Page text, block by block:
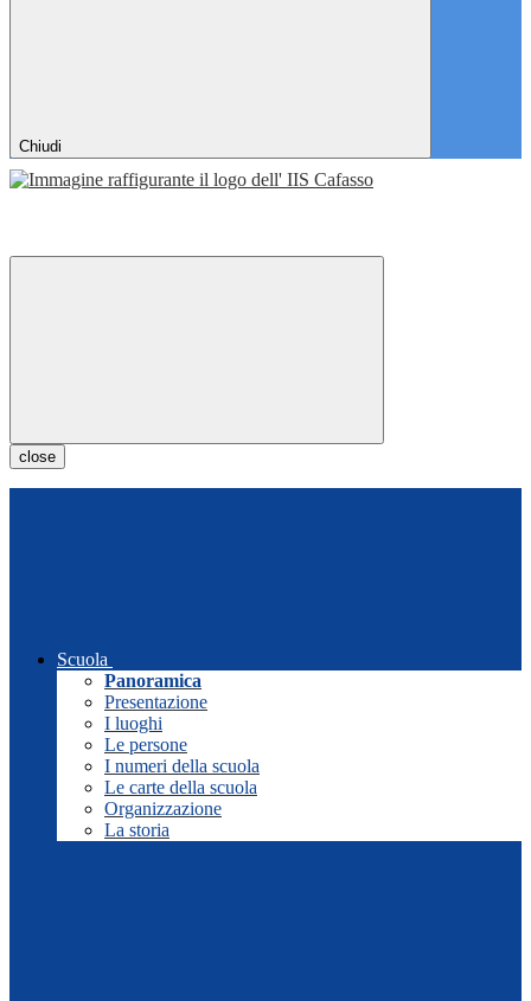
Chiudi
close
Scuola
Panoramica
Presentazione
I luoghi
Le persone
I numeri della scuola
Le carte della scuola
Organizzazione
La storia